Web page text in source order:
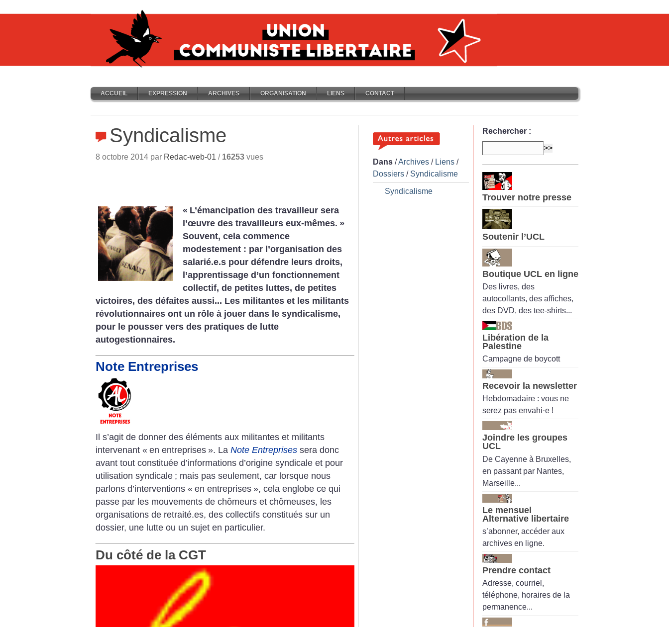
ACCUEIL EXPRESSION ARCHIVES ORGANISATION LIENS CONTACT
Syndicalisme
8 octobre 2014 par Redac-web-01 / 16253 vues
« L’émancipation des travailleur sera
l’œuvre des travailleurs eux-mêmes. »
Souvent, cela commence
modestement : par l’organisation des
salarié.e.s pour défendre leurs droits,
l’apprentissage d’un fonctionnement
collectif, de petites luttes, de petites
victoires, des défaites aussi... Les militantes et les militants
révolutionnaires ont un rôle à jouer dans le syndicalisme,
pour le pousser vers des pratiques de lutte
autogestionnaires.
Note Entreprises
Il s’agit de donner des éléments aux militantes et militants
intervenant « en entreprises ». La Note Entreprises sera donc
avant tout constituée d’informations d’origine syndicale et pour
utilisation syndicale ; mais pas seulement, car lorsque nous
parlons d’interventions « en entreprises », cela englobe ce qui
passe par les mouvements de chômeurs et chômeuses, les
organisations de retraité.es, des collectifs constitués sur un
dossier, une lutte ou un sujet en particulier.
Du côté de la CGT
Dans /Archives / Liens /
Dossiers / Syndicalisme
Syndicalisme
Rechercher :
Trouver notre presse
Soutenir l’UCL
Boutique UCL en ligne
Des livres, des
autocollants, des affiches,
des DVD, des tee-shirts...
Libération de la
Palestine
Campagne de boycott
Recevoir la newsletter
Hebdomadaire : vous ne
serez pas envahi·e !
Joindre les groupes
UCL
De Cayenne à Bruxelles,
en passant par Nantes,
Marseille...
Le mensuel
Alternative libertaire
s’abonner, accéder aux
archives en ligne.
Prendre contact
Adresse, courriel,
téléphone, horaires de la
permanence...